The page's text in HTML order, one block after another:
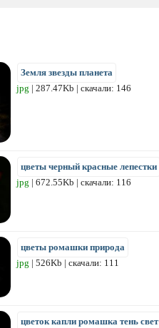
Земля звезды планета
jpg | 287.47Kb | скачали: 146
цветы черный красные лепестки
jpg | 672.55Kb | скачали: 116
цветы ромашки природа
jpg | 526Kb | скачали: 111
цветок капли ромашка тень свет